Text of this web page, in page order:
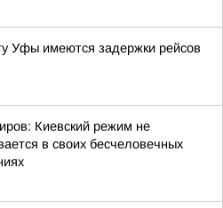
Уфы имеются задержки рейсов
Киевский режим не
в своих бесчеловечных